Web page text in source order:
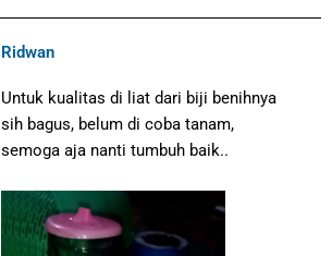
Ridwan
Untuk kualitas di liat dari biji benihnya
sih bagus, belum di coba tanam,
semoga aja nanti tumbuh baik..